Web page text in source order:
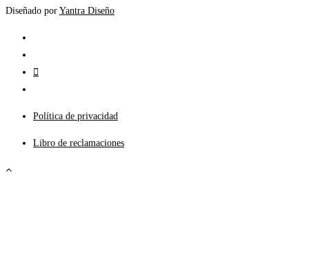
Diseñado por Yantra Diseño
Política de privacidad
Libro de reclamaciones